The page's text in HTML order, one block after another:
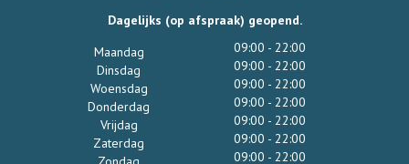
Dagelijks (op afspraak) geopend.
Maandag
Dinsdag
Woensdag
Donderdag
Vrijdag
Zaterdag
09:00 - 22:00
09:00 - 22:00
09:00 - 22:00
09:00 - 22:00
09:00 - 22:00
09:00 - 22:00
09:00 - 22:00